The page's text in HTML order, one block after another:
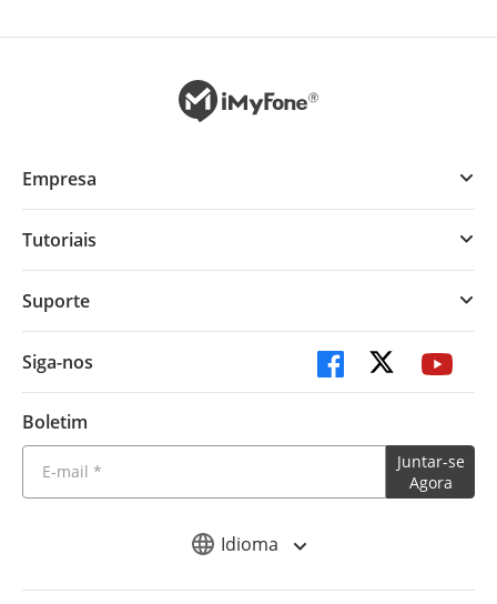
Idioma
Empresa
Tutoriais
Suporte
Siga-nos
Boletim
Juntar-se
Agora